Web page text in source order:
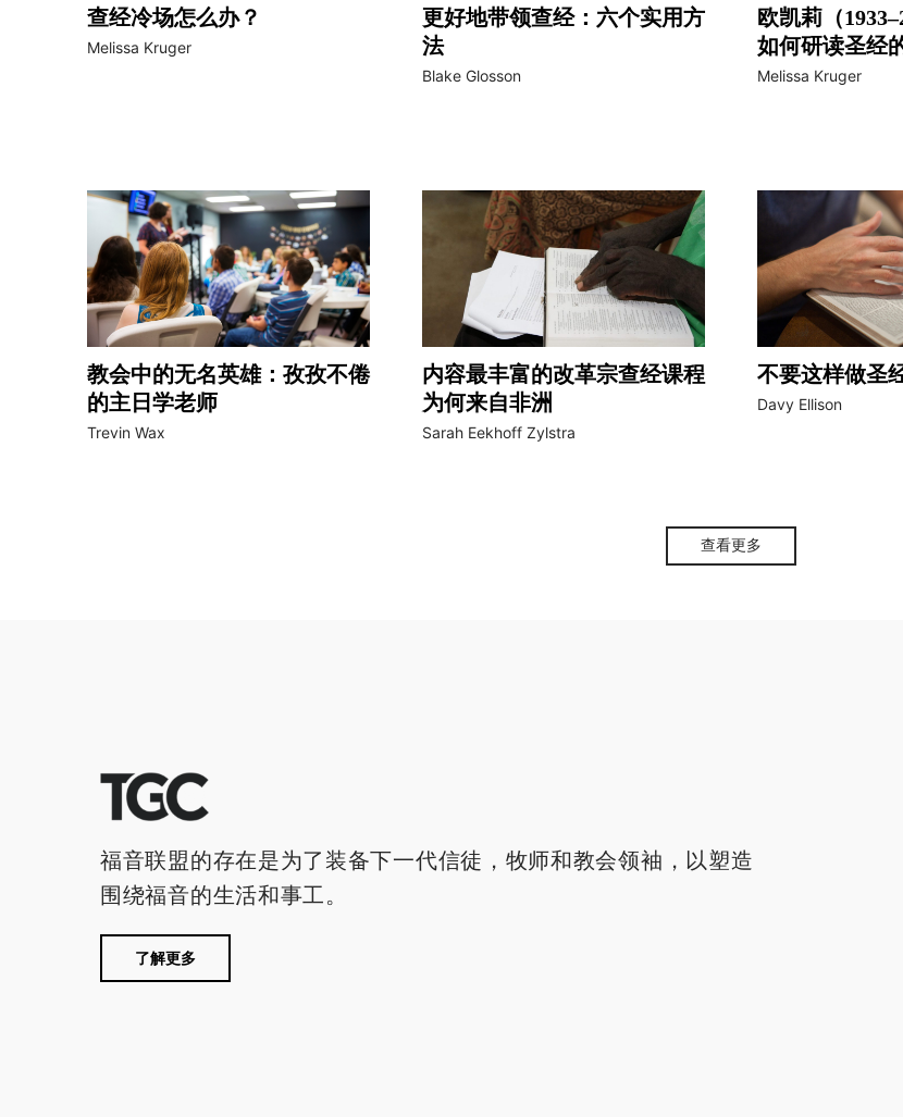
查经冷场怎么办？
Melissa Kruger
更好地带领查经：六个实用方
法
Blake Glosson
欧凯莉（
如何研读圣经
Melissa Kruger
教会中的无名英雄：孜孜不倦
的主日学老师
Trevin Wax
内容最丰富的改革宗查经课程
为何来自非洲
Sarah Eekhoff Zylstra
不要这样做圣
Davy Ellison
查看更多
福音联盟的存在是为了装备下一代信徒，牧师和教会领袖，以塑造
围绕福音的生活和事工。
了解更多